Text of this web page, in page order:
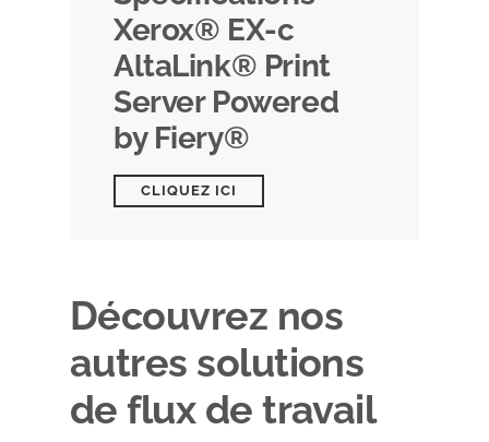
Xerox® EX-c
AltaLink® Print
Server Powered
by Fiery®
CLIQUEZ ICI
Découvrez nos
autres solutions
de flux de travail